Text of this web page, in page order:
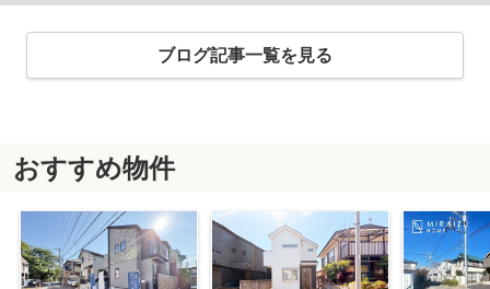
ブログ記事一覧を見る
おすすめ物件